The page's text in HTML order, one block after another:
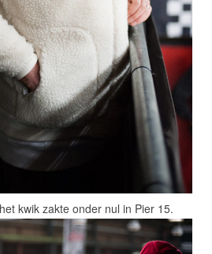
kwik zakte onder nul in Pier 15.